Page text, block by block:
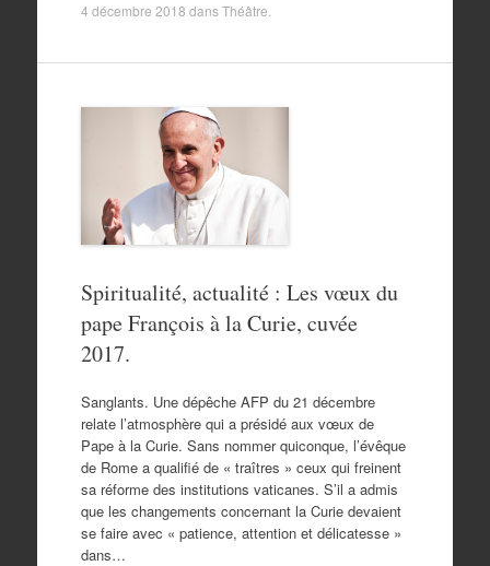
4 décembre 2018 dansThéâtre
Spiritualité, actualité : Les vœux du
pape François à la Curie, cuvée
2017.
Sanglants. Une dépêche AFP du 21 décembre
relate l’atmosphère qui a présidé aux vœux de
Pape à la Curie. Sans nommer quiconque, l’évêque
de Rome a qualifié de « traîtres » ceux qui freinent
sa réforme des institutions vaticanes. S’il a admis
que les changements concernant la Curie devaient
se faire avec « patience, attention et délicatesse »
dans…